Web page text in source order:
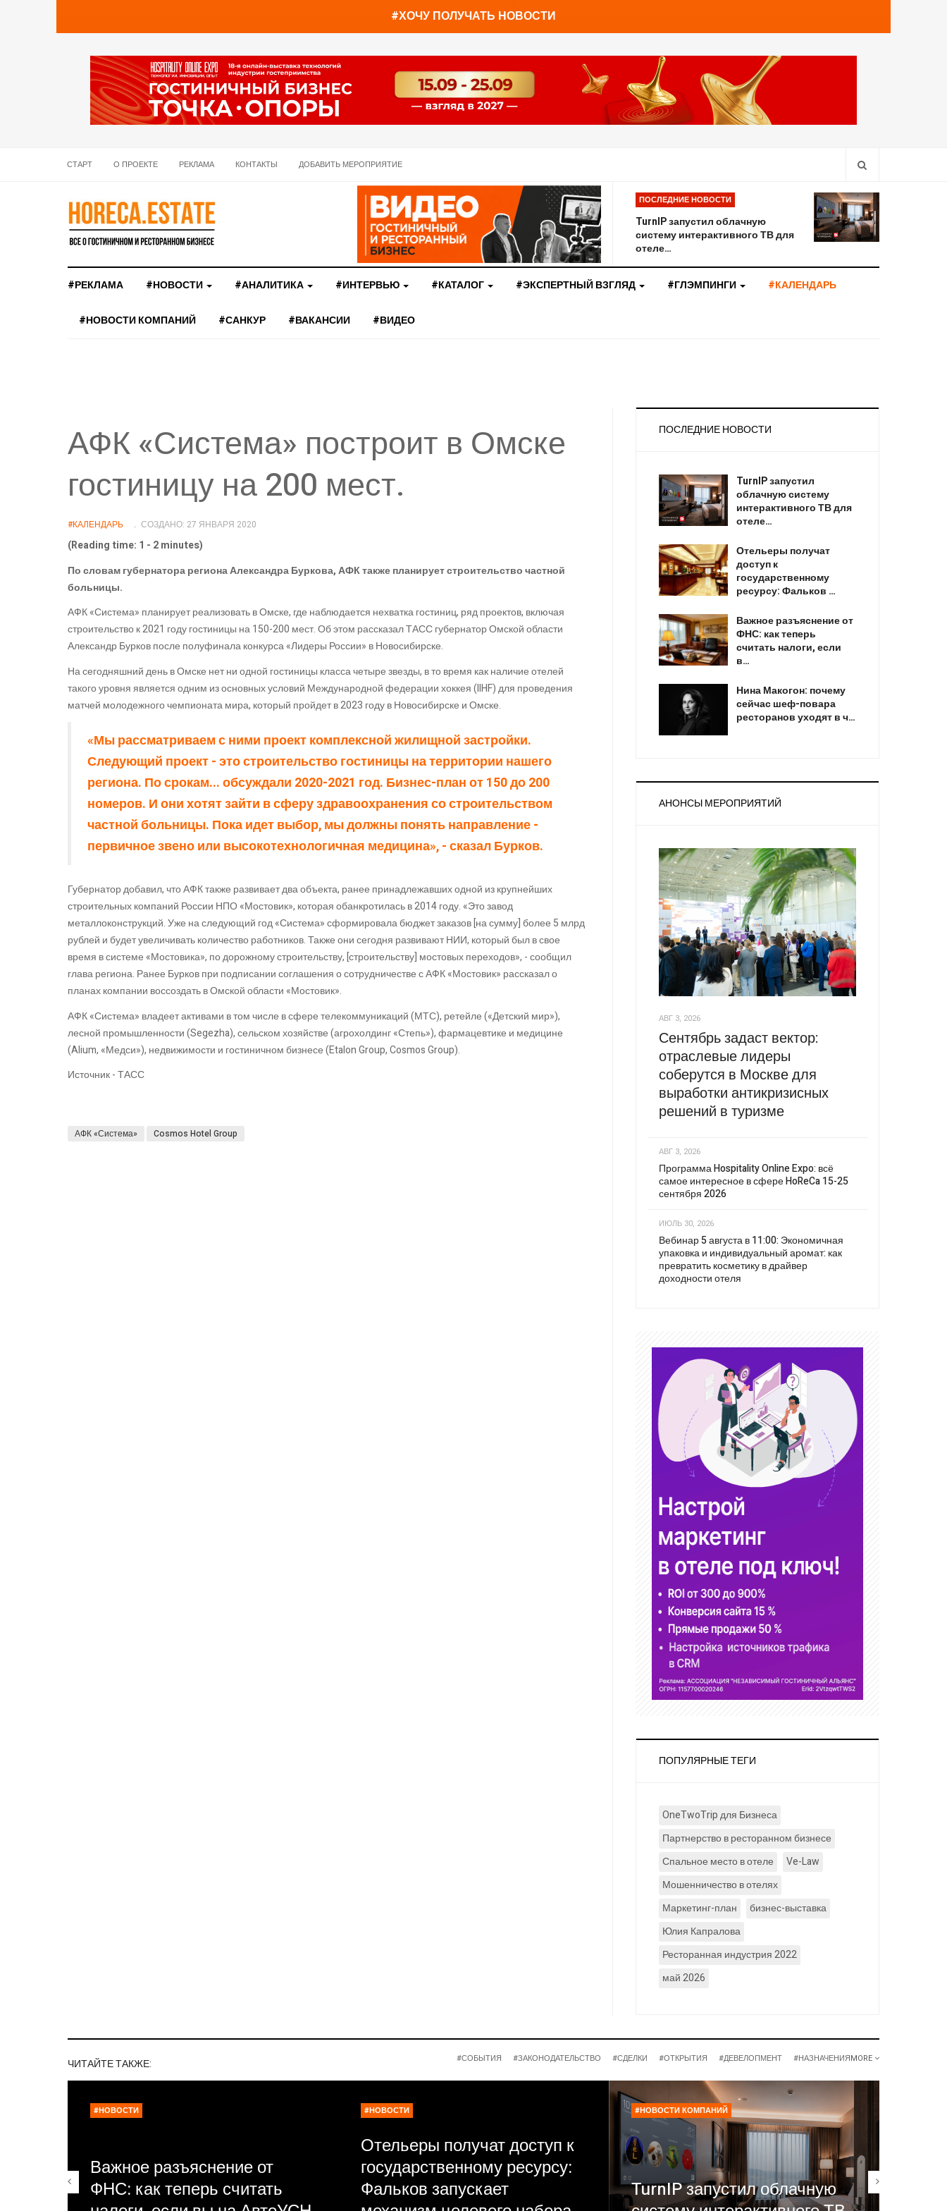
#ХОЧУ ПОЛУЧАТЬ НОВОСТИ
СТАРТ О ПРОЕКТЕ РЕКЛАМА КОНТАКТЫ ДОБАВИТЬ МЕРОПРИЯТИЕ
ПОСЛЕДНИЕ НОВОСТИ
TurnIP запустил облачную
систему интерактивного ТВ для
отеле…
#РЕКЛАМА #НОВОСТИ #АНАЛИТИКА #ИНТЕРВЬЮ #КАТАЛОГ #ЭКСПЕРТНЫЙ ВЗГЛЯД #ГЛЭМПИНГИ #КАЛЕНДАРЬ
#НОВОСТИ КОМПАНИЙ #САНКУР #ВАКАНСИИ #ВИДЕО
АФК «Система» построит в Омске
гостиницу на 200 мест.
#КАЛЕНДАРЬ СОЗДАНО: 27 ЯНВАРЯ 2020
(Reading time: 1 - 2 minutes)
По словам губернатора региона Александра Буркова, АФК также планирует строительство частной
больницы.
АФК «Система» планирует реализовать в Омске, где наблюдается нехватка гостиниц, ряд проектов, включая
строительство к 2021 году гостиницы на 150-200 мест. Об этом рассказал ТАСС губернатор Омской области
Александр Бурков после полуфинала конкурса «Лидеры России» в Новосибирске.
На сегодняшний день в Омске нет ни одной гостиницы класса четыре звезды, в то время как наличие отелей
такого уровня является одним из основных условий Международной федерации хоккея (IIHF) для проведения
матчей молодежного чемпионата мира, который пройдет в 2023 году в Новосибирске и Омске.
«Мы рассматриваем с ними проект комплексной жилищной застройки.
Следующий проект - это строительство гостиницы на территории нашего
региона. По срокам... обсуждали 2020-2021 год. Бизнес-план от 150 до 200
номеров. И они хотят зайти в сферу здравоохранения со строительством
частной больницы. Пока идет выбор, мы должны понять направление -
первичное звено или высокотехнологичная медицина», - сказал Бурков.
Губернатор добавил, что АФК также развивает два объекта, ранее принадлежавших одной из крупнейших
строительных компаний России НПО «Мостовик», которая обанкротилась в 2014 году. «Это завод
металлоконструкций. Уже на следующий год «Система» сформировала бюджет заказов [на сумму] более 5 млрд
рублей и будет увеличивать количество работников. Также они сегодня развивают НИИ, который был в свое
время в системе «Мостовика», по дорожному строительству, [строительству] мостовых переходов», - сообщил
глава региона. Ранее Бурков при подписании соглашения о сотрудничестве с АФК «Мостовик» рассказал о
планах компании воссоздать в Омской области «Мостовик».
АФК «Система» владеет активами в том числе в сфере телекоммуникаций (МТС), ретейле («Детский мир»),
лесной промышленности (Segezha), сельском хозяйстве (агрохолдинг «Степь»), фармацевтике и медицине
(Alium, «Медси»), недвижимости и гостиничном бизнесе (Etalon Group, Cosmos Group).
Источник - ТАСС
АФК «Система» Cosmos Hotel Group
ПОСЛЕДНИЕ НОВОСТИ
TurnIP запустил
облачную систему
интерактивного ТВ для
отеле…
Отельеры получат
доступ к
государственному
ресурсу: Фальков …
Важное разъяснение от
ФНС: как теперь
считать налоги, если
в…
Нина Макогон: почему
сейчас шеф-повара
ресторанов уходят в ч…
АНОНСЫ МЕРОПРИЯТИЙ
АВГ 3, 2026
Сентябрь задаст вектор:
отраслевые лидеры
соберутся в Москве для
выработки антикризисных
решений в туризме
АВГ 3, 2026
Программа Hospitality Online Expo: всё
самое интересное в сфере HoReCa 15-25
сентября 2026
ИЮЛЬ 30, 2026
Вебинар 5 августа в 11:00: Экономичная
упаковка и индивидуальный аромат: как
превратить косметику в драйвер
доходности отеля
ПОПУЛЯРНЫЕ ТЕГИ
OneTwoTrip для Бизнеса
Партнерство в ресторанном бизнесе
Спальное место в отеле
Ve-Law
Мошенничество в отелях
Маркетинг-план
бизнес-выставка
Юлия Капралова
Ресторанная индустрия 2022
май 2026
ЧИТАЙТЕ ТАКЖЕ: #СОБЫТИЯ #ЗАКОНОДАТЕЛЬСТВО #СДЕЛКИ #ОТКРЫТИЯ #ДЕВЕЛОПМЕНТ #НАЗНАЧЕНИЯMORE
#НОВОСТИ
Важное разъяснение от
ФНС: как теперь считать
#НОВОСТИ
Отельеры получат доступ к
государственному ресурсу:
Фальков запускает
#НОВОСТИ КОМПАНИЙ
TurnIP запустил облачную